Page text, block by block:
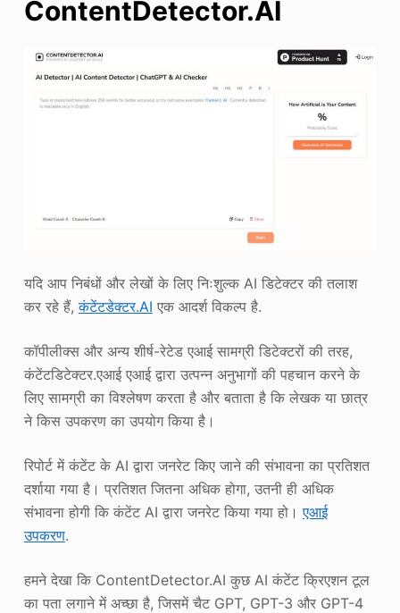
ContentDetector.AI
यदि आप निबंधों और लेखों के लिए निःशुल्क AI डिटेक्टर की तलाश
कर रहे हैं,कंटेंटडेक्टर.AI एक आदर्श विकल्प है.
कॉपीलीक्स और अन्य शीर्ष-रेटेड एआई सामग्री डिटेक्टरों की तरह,
कंटेंटडिटेक्टर.एआई एआई द्वारा उत्पन्न अनुभागों की पहचान करने के
लिए सामग्री का विश्लेषण करता है और बताता है कि लेखक या छात्र
ने किस उपकरण का उपयोग किया है।
रिपोर्ट में कंटेंट के AI द्वारा जनरेट किए जाने की संभावना का प्रतिशत
दर्शाया गया है। प्रतिशत जितना अधिक होगा, उतनी ही अधिक
संभावना होगी कि कंटेंट AI द्वारा जनरेट किया गया हो।एआई
उपकरण.
हमने देखा कि ContentDetector.AI कुछ AI कंटेंट क्रिएशन टूल
का पता लगाने में अच्छा है, जिसमें चैट GPT, GPT-3 और GPT-4